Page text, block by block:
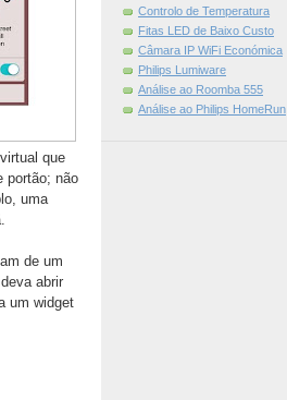
que
portão; não
uma
de um
abrir
um widget
Controlo de Temperatura
Fitas LED de Baixo Custo
Câmara IP WiFi Económica
Philips Lumiware
Análise ao Roomba 555
Análise ao Philips HomeRun